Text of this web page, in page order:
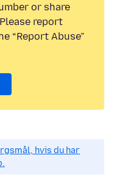
or share
report
“Report Abuse”
hvis du har